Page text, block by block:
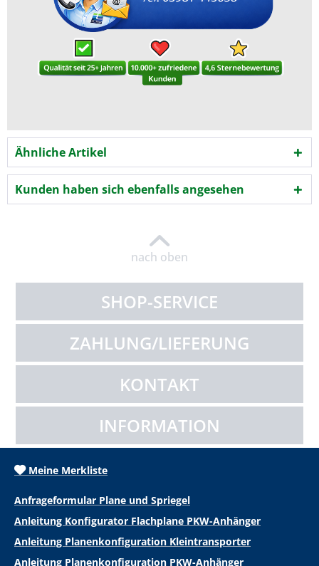
Ähnliche Artikel
Kunden haben sich ebenfalls angesehen
nach oben
SHOP-SERVICE
ZAHLUNG/LIEFERUNG
KONTAKT
INFORMATION
Meine Merkliste
Anfrageformular Plane und Spriegel
Anleitung Konfigurator Flachplane PKW-Anhänger
Anleitung Planenkonfiguration Kleintransporter
Anleitung Planenkonfiguration PKW-Anhänger